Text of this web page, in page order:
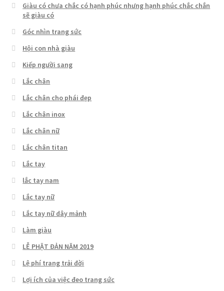
Giàu có chưa chắc có hạnh phúc nhưng hạnh phúc chắc chắn
sẽ giàu có
Góc nhìn trang sức
Hội con nhà giàu
Kiếp người sang
Lắc chân
Lắc chân cho phái đẹp
Lắc chân inox
Lắc chân nữ
Lắc chân titan
Lắc tay
lắc tay nam
Lắc tay nữ
Lắc tay nữ dây mảnh
Làm giàu
LỄ PHẬT ĐẢN NĂM 2019
Lệ phí trang trải đời
Lợi ích của việc đeo trang sức